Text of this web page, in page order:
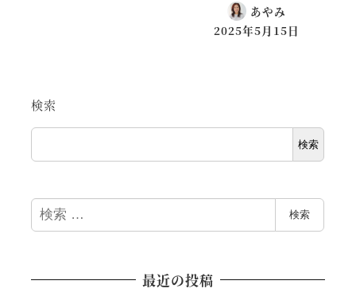
あやみ
2025年5月15日
検索
検索
検
索
検索
最近の投稿